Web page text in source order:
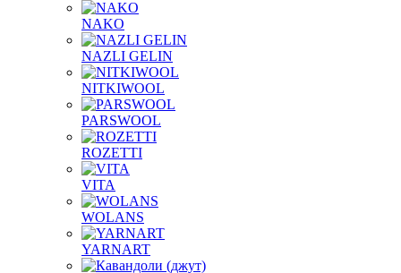
NAKO
NAZLI GELIN
NITKIWOOL
PARSWOOL
ROZETTI
VITA
WOLANS
YARNART